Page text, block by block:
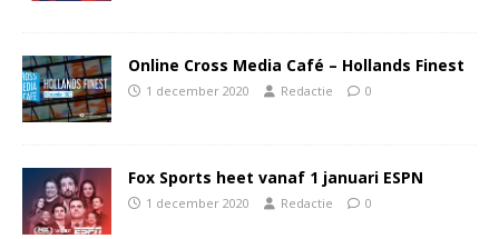
Online Cross Media Café – Hollands Finest
1 december 2020 Redactie 0
Fox Sports heet vanaf 1 januari ESPN
1 december 2020 Redactie 0